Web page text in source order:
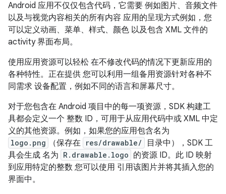
Android 应用不仅仅包含代码，它需要 例如图片、音频文件
以及与视觉内容相关的所有内容 应用的呈现方式例如，您
可以定义动画、菜单、样式、颜色 以及包含 XML 文件的
activity 界面布局。
使用应用资源可以轻松 在不修改代码的情况下更新应用的
各种特性。正在提供 您可以利用一组备用资源针对各种不
同需求 设备配置，例如不同的语言和屏幕尺寸。
对于您包含在 Android 项目中的每一项资源，SDK 构建工
具都会定义一个 整数 ID，可用于从应用代码中或 XML 中定
义的其他资源。例如，如果您的应用包含名为
logo.png （保存在 res/drawable/
目录中），SDK 工
具会生成 名为 R.drawable.logo 的资源 ID。此 ID 映射
到应用特定的整数 您可以使用 引用该图片并将其插入您的
界面中。